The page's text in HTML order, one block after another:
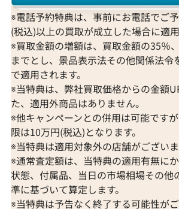
参考買取価格
254,000円
2026年4月11日時点
※電話予約特典は、事前にお電話でご
(税込)以上の買取が成立した場合に適用
※買取金額の増額は、買取金額の35％
までとし、景品表示法その他関係法令
で適用されます。
※当特典は、弊社買取価格からの金額
た、適用外商品はありません。
※他キャンペーンとの併用は可能です
限は10万円(税込)となります。
※当特典は適用対象外の店舗がございま
※通常査定額は、当特典の適用有無にか
状態、付属品、当日の市場相場その他
準に基づいて算定します。
※当特典は予告なく終了する可能性が